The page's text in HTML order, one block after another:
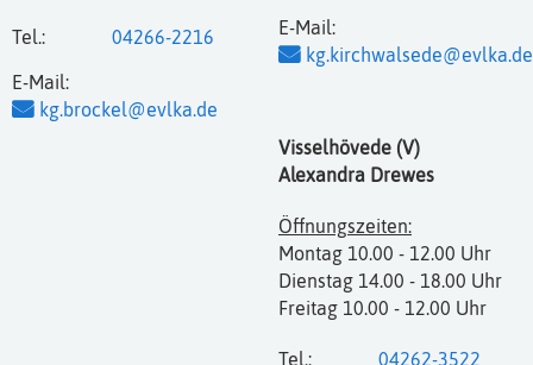
Tel.: 04266-2216
E-Mail:
kg.brockel@evlka.de
E-Mail:
kg.kirchwalsede@evlka.de
Visselhövede (V)
Alexandra Drewes
Öffnungszeiten:
Montag 10.00 - 12.00 Uhr
Dienstag 14.00 - 18.00 Uhr
Freitag 10.00 - 12.00 Uhr
Tel.: 04262-3522